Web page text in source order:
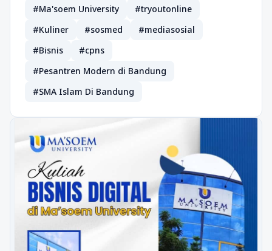
#Ma'soem University
#tryoutonline
#Kuliner
#sosmed
#mediasosial
#Bisnis
#cpns
#Pesantren Modern di Bandung
#SMA Islam Di Bandung